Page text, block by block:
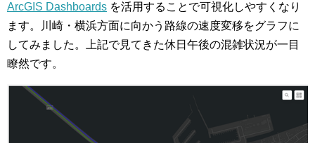
ArcGIS Dashboards を活用することで可視化しやすくなり
ます。川崎・横浜方面に向かう路線の速度変移をグラフに
してみました。上記で見てきた休日午後の混雑状況が一目
瞭然です。